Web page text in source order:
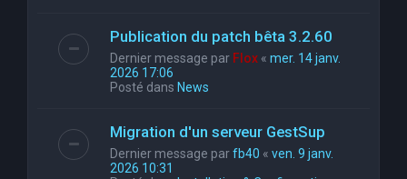
Publication du patch bêta 3.2.60
Dernier message par Flox « mer. 14 janv.
2026 17:06
Posté dans News
Migration d'un serveur GestSup
Dernier message parfb40 « ven. 9 janv.
2026 10:31